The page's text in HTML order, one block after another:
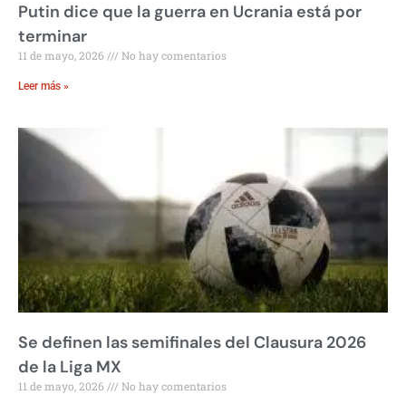
Putin dice que la guerra en Ucrania está por
terminar
11 de mayo, 2026 No hay comentarios
Leer más »
Se definen las semifinales del Clausura 2026
de la Liga MX
11 de mayo, 2026 No hay comentarios